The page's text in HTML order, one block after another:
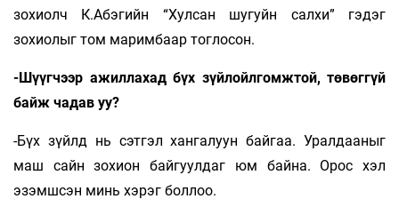
зохиолч К.Абэгийн “Хулсан шугуйн салхи” гэдэг
зохиолыг том маримбаар тоглосон.
-Шүүгчээр ажиллахад бүх зүйлойлгомжтой, төвөггүй
байж чадав уу?
-Бүх зүйлд нь сэтгэл хангалуун байгаа. Уралдааныг
маш сайн зохион байгуулдаг юм байна. Орос хэл
эзэмшсэн минь хэрэг боллоо.